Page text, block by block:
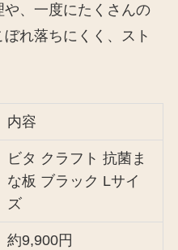
、一度にたくさんの
れ落ちにくく、スト
内容
ビタ クラフト 抗菌ま
な板 ブラック Lサイ
ズ
約9,900円